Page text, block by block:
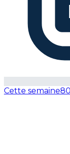
Cette semaine